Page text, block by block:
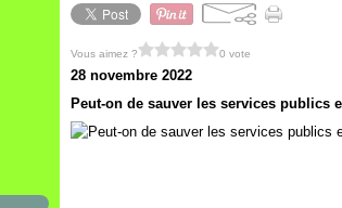
Vous aimez ? 0 vote
28 novembre 2022
Peut-on de sauver les services publics